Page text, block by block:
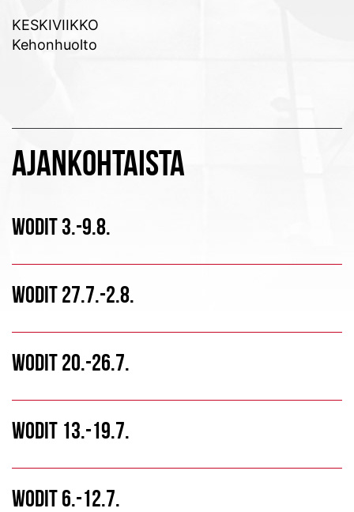
KESKIVIIKKO
Kehonhuolto
AJANKOHTAISTA
WODIT 3.-9.8.
WODIT 27.7.-2.8.
WODIT 20.-26.7.
WODIT 13.-19.7.
WODIT 6.-12.7.